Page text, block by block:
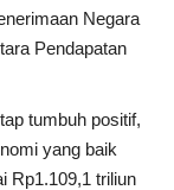
Negara
Pendapatan
tumbuh positif,
yang baik
Rp1.109,1 triliun